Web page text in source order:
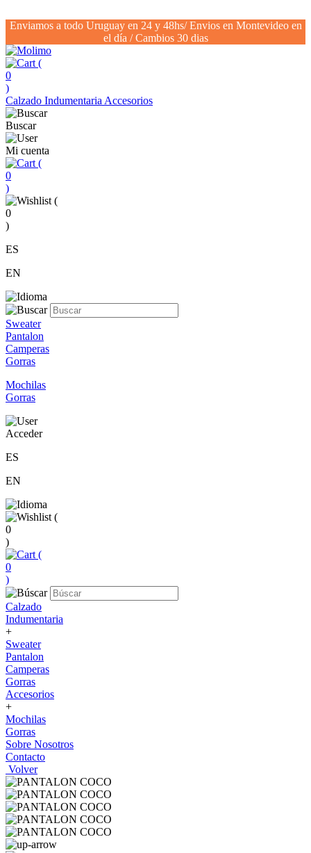
Enviamos a todo Uruguay en 24 y 48hs/ Envios en Montevideo en
el día / Cambios 30 dias
(
0
)
Calzado Indumentaria Accesorios
Buscar
Mi cuenta
(
0
)
(
0
)
ES
EN
Sweater
Pantalon
Camperas
Gorras
Mochilas
Gorras
Acceder
ES
EN
(
0
)
(
0
)
Calzado
Indumentaria
+
Sweater
Pantalon
Camperas
Gorras
Accesorios
+
Mochilas
Gorras
Sobre Nosotros
Contacto
Volver